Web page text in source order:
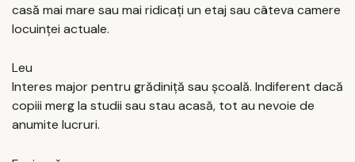
casă mai mare sau mai ridicați un etaj sau câteva camere
locuinței actuale.
Leu
Interes major pentru grădiniță sau școală. Indiferent dacă
copiii merg la studii sau stau acasă, tot au nevoie de
anumite lucruri.